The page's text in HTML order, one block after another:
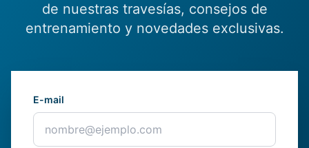
de nuestras travesías, consejos de
entrenamiento y novedades exclusivas.
E-mail